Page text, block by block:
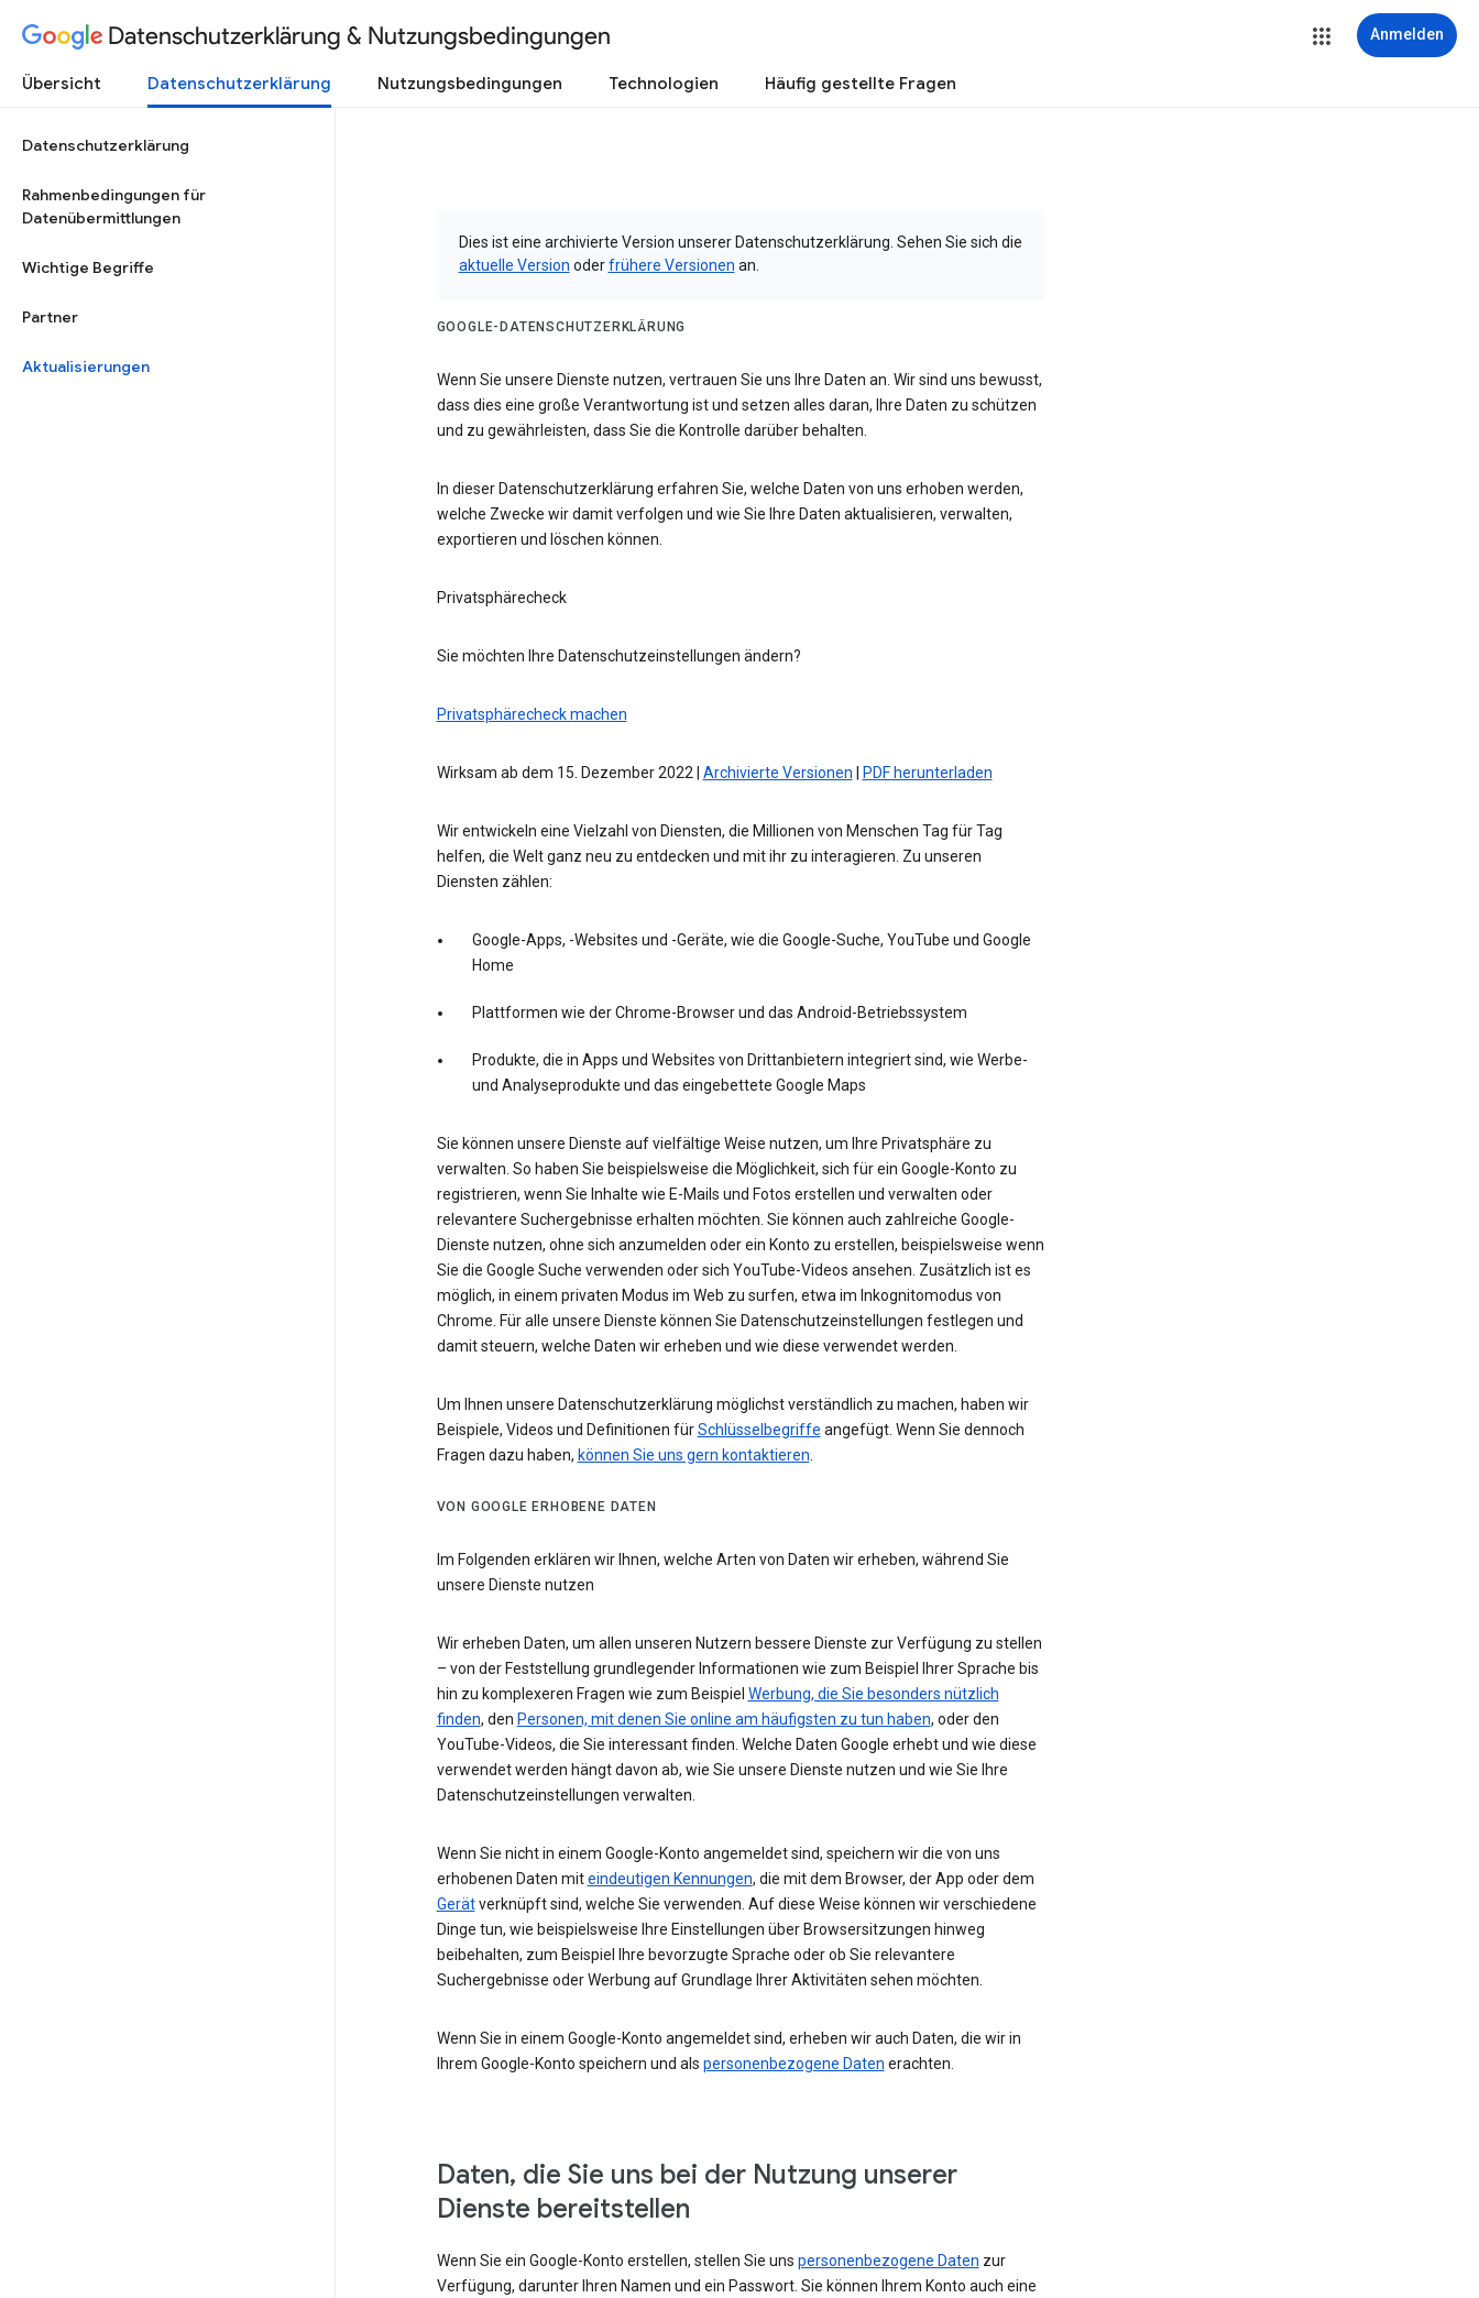
Datenschutzerklärung & Nutzungsbedingungen Anmelden
Übersicht Datenschutzerklärung Nutzungsbedingungen Technologien Häufig gestellte Fragen
Datenschutzerklärung
Rahmenbedingungen für
Datenübermittlungen
Wichtige Begriffe
Partner
Aktualisierungen
Dies ist eine archivierte Version unserer Datenschutzerklärung. Sehen Sie sich die
aktuelle Version oderfrühere Versionen an.
GOOGLE-DATENSCHUTZERKLÄRUNG
Wenn Sie unsere Dienste nutzen, vertrauen Sie uns Ihre Daten an. Wir sind uns bewusst,
dass dies eine große Verantwortung ist und setzen alles daran, Ihre Daten zu schützen
und zu gewährleisten, dass Sie die Kontrolle darüber behalten.
In dieser Datenschutzerklärung erfahren Sie, welche Daten von uns erhoben werden,
welche Zwecke wir damit verfolgen und wie Sie Ihre Daten aktualisieren, verwalten,
exportieren und löschen können.
Privatsphärecheck
Sie möchten Ihre Datenschutzeinstellungen ändern?
Privatsphärecheck machen
Wirksam ab dem 15. Dezember 2022 | Archivierte Versionen PDF herunterladen
Wir entwickeln eine Vielzahl von Diensten, die Millionen von Menschen Tag für Tag
helfen, die Welt ganz neu zu entdecken und mit ihr zu interagieren. Zu unseren
Diensten zählen:
Google-Apps, -Websites und -Geräte, wie die Google-Suche, YouTube und Google
Home
Plattformen wie der Chrome-Browser und das Android-Betriebssystem
Produkte, die in Apps und Websites von Drittanbietern integriert sind, wie Werbe-
und Analyseprodukte und das eingebettete Google Maps
Sie können unsere Dienste auf vielfältige Weise nutzen, um Ihre Privatsphäre zu
verwalten. So haben Sie beispielsweise die Möglichkeit, sich für ein Google-Konto zu
registrieren, wenn Sie Inhalte wie E-Mails und Fotos erstellen und verwalten oder
relevantere Suchergebnisse erhalten möchten. Sie können auch zahlreiche Google-
Dienste nutzen, ohne sich anzumelden oder ein Konto zu erstellen, beispielsweise wenn
Sie die Google Suche verwenden oder sich YouTube-Videos ansehen. Zusätzlich ist es
möglich, in einem privaten Modus im Web zu surfen, etwa im Inkognitomodus von
Chrome. Für alle unsere Dienste können Sie Datenschutzeinstellungen festlegen und
damit steuern, welche Daten wir erheben und wie diese verwendet werden.
Um Ihnen unsere Datenschutzerklärung möglichst verständlich zu machen, haben wir
Beispiele, Videos und Definitionen fürSchlüsselbegriffe angefügt. Wenn Sie dennoch
Fragen dazu haben, können Sie uns gern kontaktieren.
VON GOOGLE ERHOBENE DATEN
Im Folgenden erklären wir Ihnen, welche Arten von Daten wir erheben, während Sie
unsere Dienste nutzen
Wir erheben Daten, um allen unseren Nutzern bessere Dienste zur Verfügung zu stellen
– von der Feststellung grundlegender Informationen wie zum Beispiel Ihrer Sprache bis
hin zu komplexeren Fragen wie zum Beispiel Werbung, die Sie besonders nützlich
finden, den Personen, mit denen Sie online am häufigsten zu tun haben, oder den
YouTube-Videos, die Sie interessant finden. Welche Daten Google erhebt und wie diese
verwendet werden hängt davon ab, wie Sie unsere Dienste nutzen und wie Sie Ihre
Datenschutzeinstellungen verwalten.
Wenn Sie nicht in einem Google-Konto angemeldet sind, speichern wir die von uns
erhobenen Daten miteindeutigen Kennungen, die mit dem Browser, der App oder dem
Gerätverknüpft sind, welche Sie verwenden. Auf diese Weise können wir verschiedene
Dinge tun, wie beispielsweise Ihre Einstellungen über Browsersitzungen hinweg
beibehalten, zum Beispiel Ihre bevorzugte Sprache oder ob Sie relevantere
Suchergebnisse oder Werbung auf Grundlage Ihrer Aktivitäten sehen möchten.
Wenn Sie in einem Google-Konto angemeldet sind, erheben wir auch Daten, die wir in
Ihrem Google-Konto speichern und als personenbezogene Daten erachten.
Daten, die Sie uns bei der Nutzung unserer
Dienste bereitstellen
Wenn Sie ein Google-Konto erstellen, stellen Sie uns personenbezogene Daten zur
Verfügung, darunter Ihren Namen und ein Passwort. Sie können Ihrem Konto auch eine